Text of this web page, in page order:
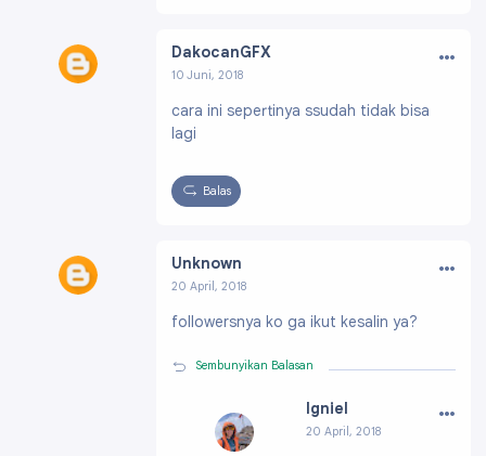
DakocanGFX
10 Juni, 2018
69781337934066
…
cara ini sepertinya ssudah tidak bisa
lagi
Balas
Unknown
20 April, 2018
568533411320802
…
followersnya ko ga ikut kesalin ya?
Sembunyikan Balasan
Igniel
20 April, 2018
…